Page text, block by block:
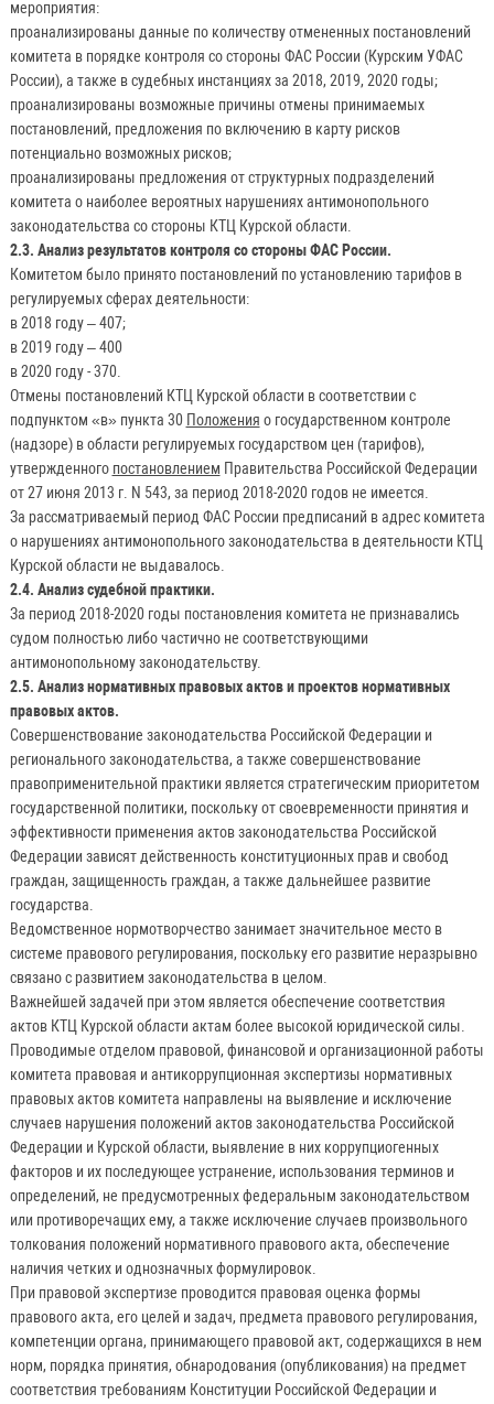
мероприятия:
проанализированы данные по количеству отмененных постановлений
комитета в порядке контроля со стороны ФАС России (Курским УФАС
России), а также в судебных инстанциях за 2018, 2019, 2020 годы;
проанализированы возможные причины отмены принимаемых
постановлений, предложения по включению в карту рисков
потенциально возможных рисков;
проанализированы предложения от структурных подразделений
комитета о наиболее вероятных нарушениях антимонопольного
законодательства со стороны КТЦ Курской области.
2.3. Анализ результатов контроля со стороны ФАС России.
Комитетом было принято постановлений по установлению тарифов в
регулируемых сферах деятельности:
в 2018 году – 407;
в 2019 году – 400
в 2020 году - 370.
Отмены постановлений КТЦ Курской области в соответствии с
подпунктом «в» пункта 30 Положения о государственном контроле
(надзоре) в области регулируемых государством цен (тарифов),
утвержденного постановлением Правительства Российской Федерации
от 27 июня 2013 г. N 543, за период 2018-2020 годов не имеется.
За рассматриваемый период ФАС России предписаний в адрес комитета
о нарушениях антимонопольного законодательства в деятельности КТЦ
Курской области не выдавалось.
2.4. Анализ судебной практики.
За период 2018-2020 годы постановления комитета не признавались
судом полностью либо частично не соответствующими
антимонопольному законодательству.
2.5. Анализ нормативных правовых актов и проектов нормативных
правовых актов.
Совершенствование законодательства Российской Федерации и
регионального законодательства, а также совершенствование
правоприменительной практики является стратегическим приоритетом
государственной политики, поскольку от своевременности принятия и
эффективности применения актов законодательства Российской
Федерации зависят действенность конституционных прав и свобод
граждан, защищенность граждан, а также дальнейшее развитие
государства.
Ведомственное нормотворчество занимает значительное место в
системе правового регулирования, поскольку его развитие неразрывно
связано с развитием законодательства в целом.
Важнейшей задачей при этом является обеспечение соответствия
актов КТЦ Курской области актам более высокой юридической силы.
Проводимые отделом правовой, финансовой и организационной работы
комитета правовая и антикоррупционная экспертизы нормативных
правовых актов комитета направлены на выявление и исключение
случаев нарушения положений актов законодательства Российской
Федерации и Курской области, выявление в них коррупциогенных
факторов и их последующее устранение, использования терминов и
определений, не предусмотренных федеральным законодательством
или противоречащих ему, а также исключение случаев произвольного
толкования положений нормативного правового акта, обеспечение
наличия четких и однозначных формулировок.
При правовой экспертизе проводится правовая оценка формы
правового акта, его целей и задач, предмета правового регулирования,
компетенции органа, принимающего правовой акт, содержащихся в нем
норм, порядка принятия, обнародования (опубликования) на предмет
соответствия требованиям Конституции Российской Федерации и